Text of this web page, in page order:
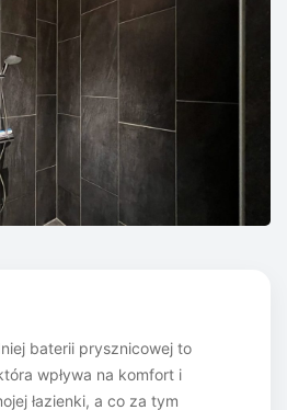
baterii prysznicowej to
wpływa na komfort i
łazienki, a co za tym